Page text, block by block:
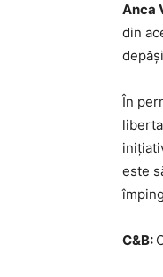
Anca
din
În
este
C&B: